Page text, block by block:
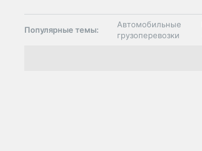
Популярные темы:
Автомобильные
грузоперевозки